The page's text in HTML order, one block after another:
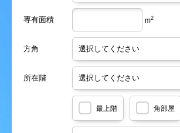
専有面積 m2
方角
所在階
最上階 角部屋